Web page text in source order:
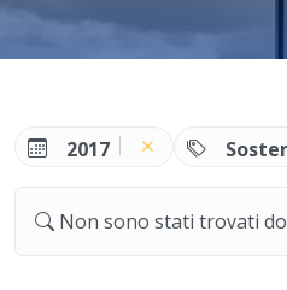
2017
Non sono stati trovati